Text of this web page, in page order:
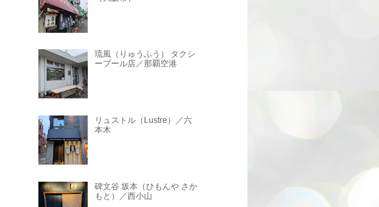
琉風（りゅうふう） タクシ
ープール店／那覇空港
リュストル（Lustre）／六
本木
碑文谷 坂本（ひもんや さか
もと）／西小山